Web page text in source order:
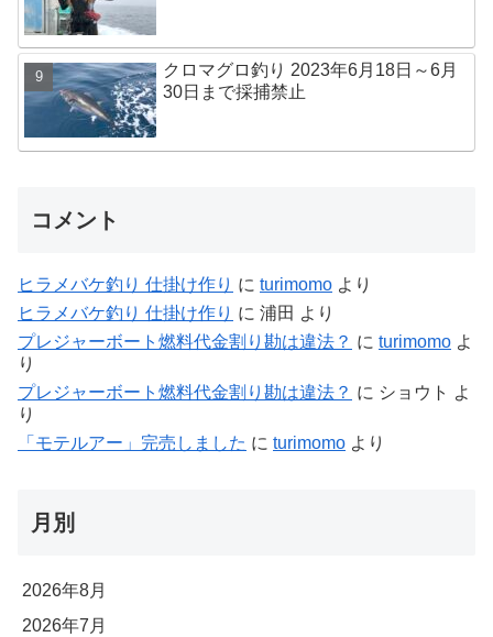
クロマグロ釣り 2023年6月18日～6月
30日まで採捕禁止
コメント
ヒラメバケ釣り 仕掛け作り に turimomo より
ヒラメバケ釣り 仕掛け作り に 浦田 より
プレジャーボート燃料代金割り勘は違法？ に turimomo よ
り
プレジャーボート燃料代金割り勘は違法？ に ショウト よ
り
「モテルアー」完売しました に turimomo より
月別
2026年8月
2026年7月